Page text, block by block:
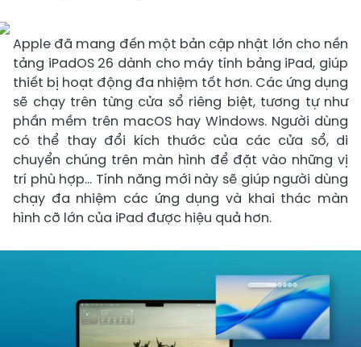
Apple đã mang đến một bản cập nhật lớn cho nền
tảng iPadOS 26 dành cho máy tính bảng iPad, giúp
thiết bị hoạt động đa nhiệm tốt hơn. Các ứng dụng
sẽ chạy trên từng cửa sổ riêng biệt, tương tự như
phần mềm trên macOS hay Windows. Người dùng
có thể thay đổi kích thước của các cửa sổ, di
chuyển chúng trên màn hình để đặt vào những vị
trí phù hợp… Tính năng mới này sẽ giúp người dùng
chạy đa nhiệm các ứng dụng và khai thác màn
hình cỡ lớn của iPad được hiệu quả hơn.